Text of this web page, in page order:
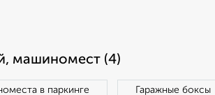
машиномест (4)
в паркинге Гаражные боксы